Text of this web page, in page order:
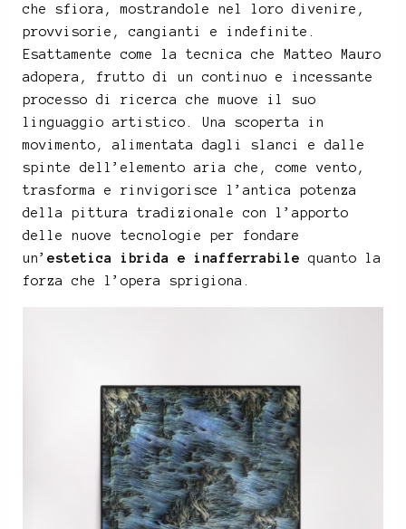
che sfiora, mostrandole nel loro divenire,
provvisorie, cangianti e indefinite.
Esattamente come la tecnica che Matteo Mauro
adopera, frutto di un continuo e incessante
processo di ricerca che muove il suo
linguaggio artistico. Una scoperta in
movimento, alimentata dagli slanci e dalle
spinte dell’elemento aria che, come vento,
trasforma e rinvigorisce l’antica potenza
della pittura tradizionale con l’apporto
delle nuove tecnologie per fondare
un’ estetica ibrida e inafferrabile quanto la
forza che l’opera sprigiona.